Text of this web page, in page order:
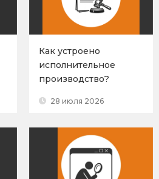
Как устроено
исполнительное
производство?
28 июля 2026